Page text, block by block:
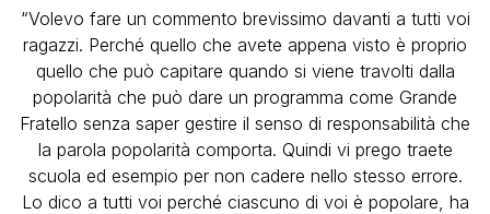
“Volevo fare un commento brevissimo davanti a tutti voi
ragazzi. Perché quello che avete appena visto è proprio
quello che può capitare quando si viene travolti dalla
popolarità che può dare un programma come Grande
Fratello senza saper gestire il senso di responsabilità che
la parola popolarità comporta. Quindi vi prego traete
scuola ed esempio per non cadere nello stesso errore.
Lo dico a tutti voi perché ciascuno di voi è popolare, ha